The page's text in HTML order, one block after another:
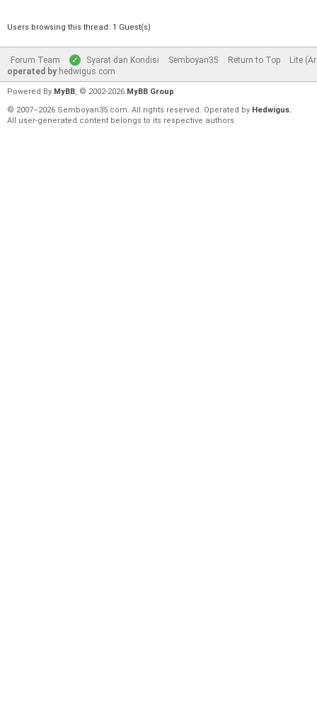
Users browsing this thread: 1 Guest(s)
Forum Team Syarat dan Kondisi Semboyan35 Return to Top
Lite
operated by hedwigus.com
Powered By MyBB, © 2002-2026 MyBB Group.
© 2007–2026 Semboyan35.com. All rights reserved. Operated by Hedwigus.
All user-generated content belongs to its respective authors.